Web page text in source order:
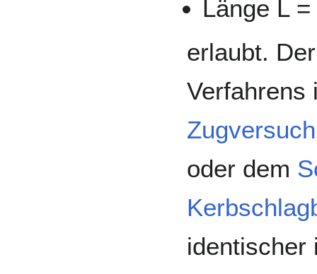
Länge L
erlaubt.
Verfahrens
Zugversuch
oder dem
identischer